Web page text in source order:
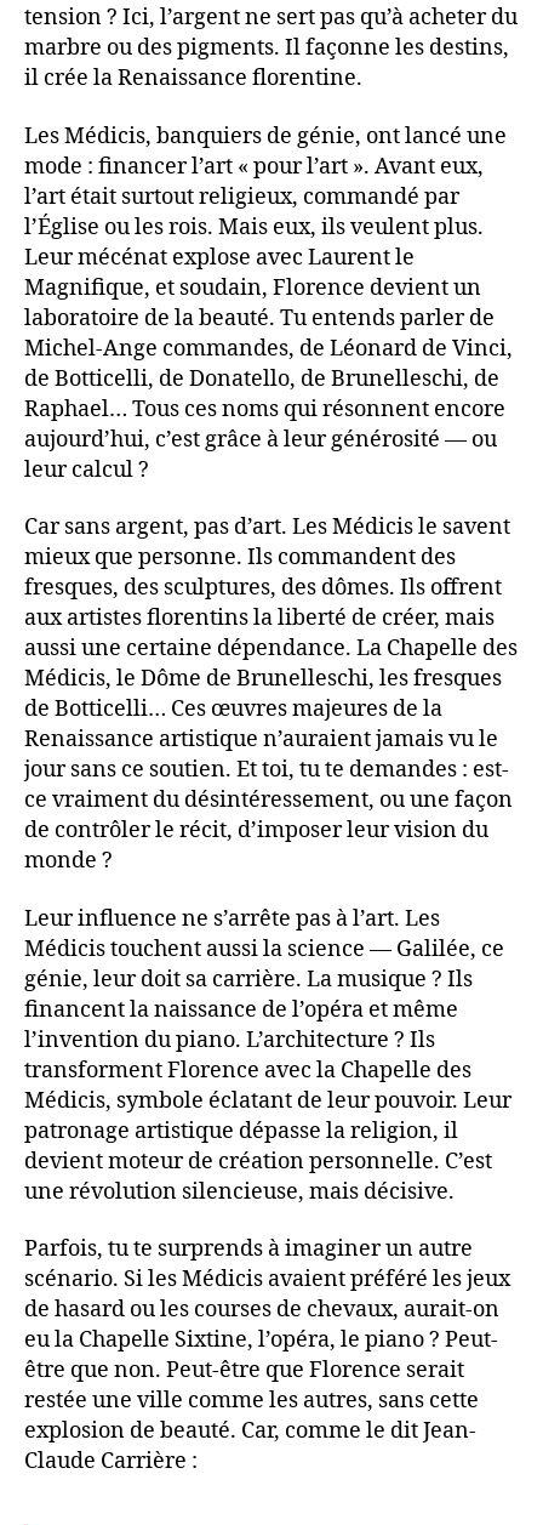
tension ? Ici, l’argent ne sert pas qu’à acheter du
marbre ou des pigments. Il façonne les destins,
il crée la Renaissance florentine.
Les Médicis, banquiers de génie, ont lancé une
mode : financer l’art « pour l’art ». Avant eux,
l’art était surtout religieux, commandé par
l’Église ou les rois. Mais eux, ils veulent plus.
Leur mécénat explose avec Laurent le
Magnifique, et soudain, Florence devient un
laboratoire de la beauté. Tu entends parler de
Michel-Ange commandes, de Léonard de Vinci,
de Botticelli, de Donatello, de Brunelleschi, de
Raphael… Tous ces noms qui résonnent encore
aujourd’hui, c’est grâce à leur générosité — ou
leur calcul ?
Car sans argent, pas d’art. Les Médicis le savent
mieux que personne. Ils commandent des
fresques, des sculptures, des dômes. Ils offrent
aux artistes florentins la liberté de créer, mais
aussi une certaine dépendance. La Chapelle des
Médicis, le Dôme de Brunelleschi, les fresques
de Botticelli… Ces œuvres majeures de la
Renaissance artistique n’auraient jamais vu le
jour sans ce soutien. Et toi, tu te demandes : est-
ce vraiment du désintéressement, ou une façon
de contrôler le récit, d’imposer leur vision du
monde ?
Leur influence ne s’arrête pas à l’art. Les
Médicis touchent aussi la science — Galilée, ce
génie, leur doit sa carrière. La musique ? Ils
financent la naissance de l’opéra et même
l’invention du piano. L’architecture ? Ils
transforment Florence avec la Chapelle des
Médicis, symbole éclatant de leur pouvoir. Leur
patronage artistique dépasse la religion, il
devient moteur de création personnelle. C’est
une révolution silencieuse, mais décisive.
Parfois, tu te surprends à imaginer un autre
scénario. Si les Médicis avaient préféré les jeux
de hasard ou les courses de chevaux, aurait-on
eu la Chapelle Sixtine, l’opéra, le piano ? Peut-
être que non. Peut-être que Florence serait
restée une ville comme les autres, sans cette
explosion de beauté. Car, comme le dit Jean-
Claude Carrière :